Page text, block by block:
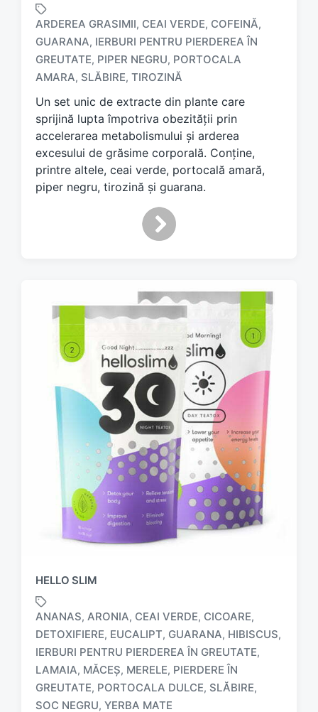
a
g
g
d
w
i
t
h
ARDEREA GRASIMII, CEAI VERDE, COFEINĂ,
GUARANA, IERBURI PENTRU PIERDEREA ÎN
GREUTATE, PIPER NEGRU, PORTOCALA
AMARA, SLĂBIRE, TIROZINĂ
Un set unic de extracte din plante care
sprijină lupta împotriva obezității prin
accelerarea metabolismului și arderea
excesului de grăsime corporală. Conține,
printre altele, ceai verde, portocală amară,
piper negru, tirozină și guarana.
HELLO SLIM
a
g
g
ANANAS, ARONIA, CEAI VERDE, CICOARE,
DETOXIFIERE, EUCALIPT, GUARANA, HIBISCUS,
IERBURI PENTRU PIERDEREA ÎN GREUTATE,
LAMAIA, MĂCEȘ, MERELE, PIERDERE ÎN
GREUTATE, PORTOCALA DULCE, SLĂBIRE,
SOC NEGRU, YERBA MATE